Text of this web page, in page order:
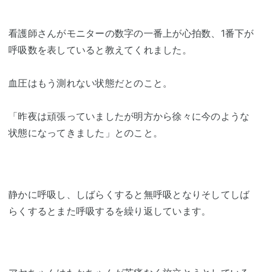
看護師さんがモニターの数字の一番上が心拍数、1番下が
呼吸数を表していると教えてくれました。
血圧はもう測れない状態だとのこと。
「昨夜は頑張っていましたが明方から徐々に今のような
状態になってきました」とのこと。
静かに呼吸し、しばらくすると無呼吸となりそしてしば
らくするとまた呼吸するを繰り返しています。